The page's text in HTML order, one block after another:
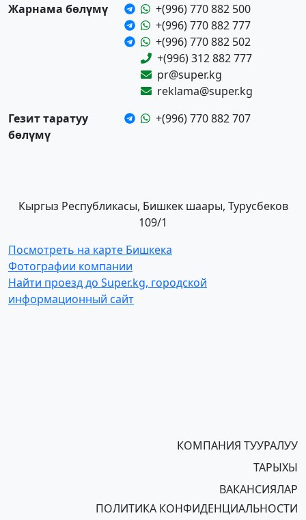
Жарнама бөлүмү
+(996) 770 882 500
+(996) 770 882 777
+(996) 770 882 502
+(996) 312 882 777
pr@super.kg
reklama@super.kg
Гезит таратуу
бөлүмү
+(996) 770 882 707
Кыргыз Республикасы, Бишкек шаары, Турусбеков
109/1
Посмотреть на карте Бишкека
Фотографии компании
Найти проезд до Super.kg, городской
информационный сайт
КОМПАНИЯ ТУУРАЛУУ
ТАРЫХЫ
ВАКАНСИЯЛАР
ПОЛИТИКА КОНФИДЕНЦИАЛЬНОСТИ